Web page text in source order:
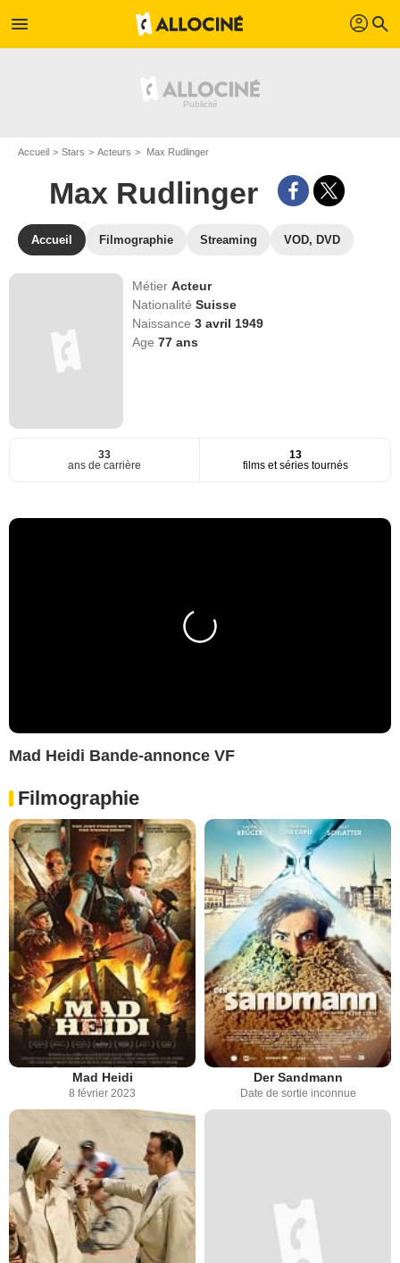
menu profil search
Accueil Stars Acteurs Max Rudlinger
Max Rudlinger
Accueil Filmographie Streaming VOD, DVD
MétierActeur
NationalitéSuisse
Naissance3 avril 1949
Age77 ans
33
ans de carrière
13
films et séries tournés
Mad Heidi Bande-annonce VF
Filmographie
Mad Heidi
8 février 2023
Der Sandmann
Date de sortie inconnue